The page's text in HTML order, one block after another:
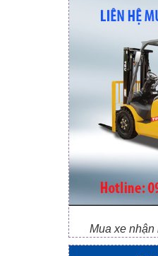
Mua xe nhận